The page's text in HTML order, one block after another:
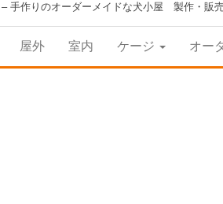
手作りのオーダーメイドな犬小屋 製作・販
屋外 室内 ケージ オー